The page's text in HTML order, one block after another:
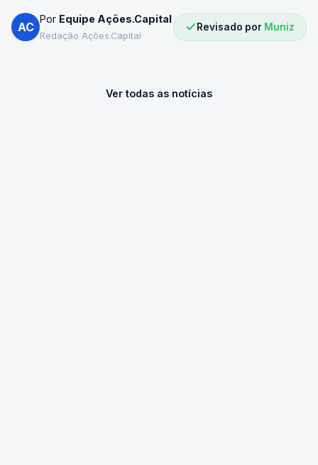
AC
Por Equipe Ações.Capital
Redação Ações.Capital
Revisado por Muniz
Ver todas as notícias